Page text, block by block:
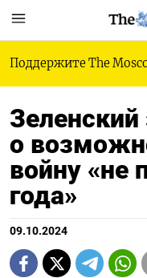
Поддержите The
Зеленский
о
войну «не
года»
09.10.2024